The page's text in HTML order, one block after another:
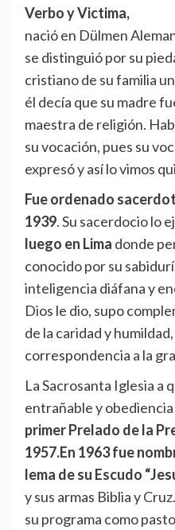
Verbo y Victima,
nació en Dülmen
se distinguió por su
cristiano de su familia
él decía que su madre
maestra de religión.
su vocación, pues su
expresó y así lo vimos
Fue ordenado
1939. Su sacerdocio lo
luego en Lima donde
conocido por su
inteligencia diáfana y
Dios le dio, supo
de la caridad y
correspondencia a la
La Sacrosanta Iglesia a
entrañable y
primer Prelado de la
1957.En 1963 fue
lema de su Escudo
y sus armas Biblia y
su programa como